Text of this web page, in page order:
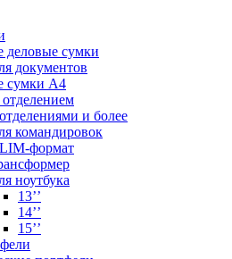
сумки
документов
сумки А4
и более
командировок
формат
ноутбука
13’’
14’’
15’’